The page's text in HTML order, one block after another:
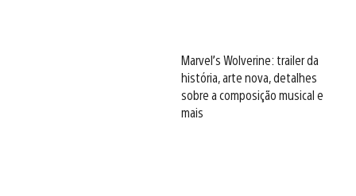
Marvel’s Wolverine: trailer da
história, arte nova, detalhes
sobre a composição musical e
mais